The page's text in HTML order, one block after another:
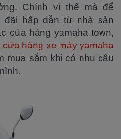
Chính vì thế mà để
hấp dẫn từ nhà sản
cửa hàng yamaha town,
cửa hàng xe máy yamaha
mua sắm khi có nhu cầu